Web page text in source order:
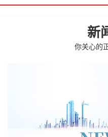
新
你关心的